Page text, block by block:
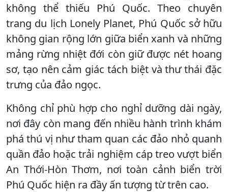
không thể thiếu Phú Quốc. Theo chuyên
trang du lịch Lonely Planet, Phú Quốc sở hữu
không gian rộng lớn giữa biển xanh và những
mảng rừng nhiệt đới còn giữ được nét hoang
sơ, tạo nên cảm giác tách biệt và thư thái đặc
trưng của đảo ngọc.
Không chỉ phù hợp cho nghỉ dưỡng dài ngày,
nơi đây còn mang đến nhiều hành trình khám
phá thú vị như tham quan các đảo nhỏ quanh
quần đảo hoặc trải nghiệm cáp treo vượt biển
An Thới-Hòn Thơm, nơi toàn cảnh biển trời
Phú Quốc hiện ra đầy ấn tượng từ trên cao.